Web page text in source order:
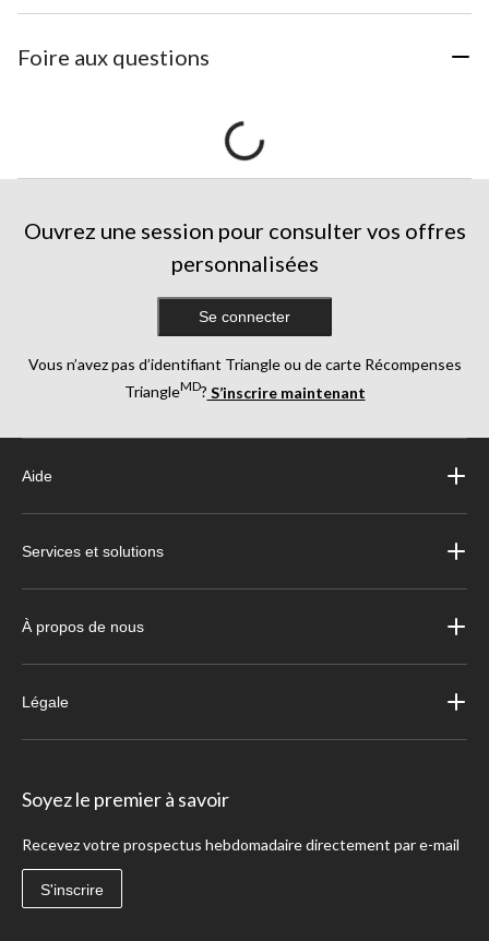
Foire aux questions
Ouvrez une session pour consulter vos offres
personnalisées
Se connecter
Vous n’avez pas d’identifiant Triangle ou de carte Récompenses
TriangleMD? S’inscrire maintenant
Aide
Services et solutions
À propos de nous
Légale
Soyez le premier à savoir
Recevez votre prospectus hebdomadaire directement par e-mail
S'inscrire